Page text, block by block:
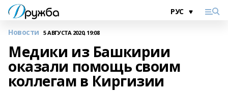
Новости 5 АВГУСТА 2020, 19:08
Медики из Башкирии
оказали помощь своим
коллегам в Киргизии